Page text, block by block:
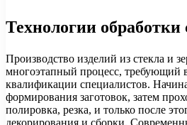
Технологии обработки
Производство изделий из стекла и
многоэтапный процесс, требующий
квалификации специалистов.
формирования заготовок, затем
полировка, резка, и только после